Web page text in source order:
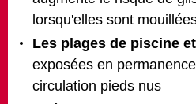
lorsqu'elles sont
Les plages de piscine
exposées en
circulation pieds nus